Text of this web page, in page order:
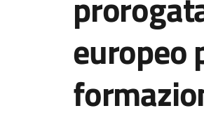
europeo